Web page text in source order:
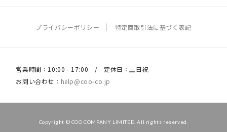
プライバシーポリシー 特定商取引法に基づく表記
営業時間：10:00 - 17:00 / 定休日：土日祝
お問い合わせ： help@coo-co.jp
Copyright © COO COMPANY LIMITED. All rights reserved.